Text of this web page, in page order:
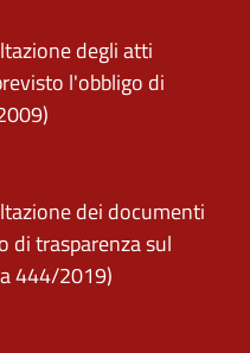
degli atti
l'obbligo di
dei documenti
di trasparenza sul
444/2019)